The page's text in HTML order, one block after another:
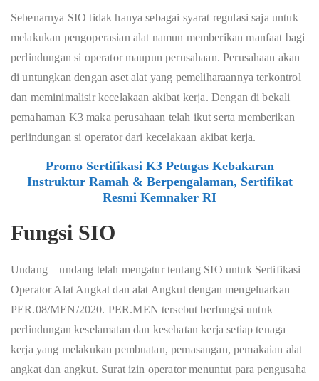
Sebenarnya SIO tidak hanya sebagai syarat regulasi saja untuk
melakukan pengoperasian alat namun memberikan manfaat bagi
perlindungan si operator maupun perusahaan. Perusahaan akan
di untungkan dengan aset alat yang pemeliharaannya terkontrol
dan meminimalisir kecelakaan akibat kerja. Dengan di bekali
pemahaman K3 maka perusahaan telah ikut serta memberikan
perlindungan si operator dari kecelakaan akibat kerja.
Promo Sertifikasi K3 Petugas Kebakaran
Instruktur Ramah & Berpengalaman, Sertifikat
Resmi Kemnaker RI
Fungsi SIO
Undang – undang telah mengatur tentang SIO untuk Sertifikasi
Operator Alat Angkat dan alat Angkut dengan mengeluarkan
PER.08/MEN/2020. PER.MEN tersebut berfungsi untuk
perlindungan keselamatan dan kesehatan kerja setiap tenaga
kerja yang melakukan pembuatan, pemasangan, pemakaian alat
angkat dan angkut. Surat izin operator menuntut para pengusaha